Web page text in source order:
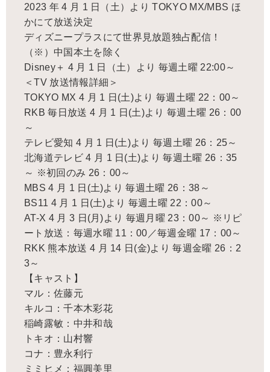
2023 年 4 月 1 日（土）より TOKYO MX/MBS ほ
かにて放送決定
ディズニープラスにて世界見放題独占配信！
（※）中国本土を除く
Disney＋ 4 月 1 日（土）より 毎週土曜 22:00～
＜TV 放送情報詳細＞
TOKYO MX 4 月 1 日(土)より 毎週土曜 22：00～
RKB 毎日放送 4 月 1 日(土)より 毎週土曜 26：00
～
テレビ愛知 4 月 1 日(土)より 毎週土曜 26：25～
北海道テレビ 4 月 1 日(土)より 毎週土曜 26：35
～ ※初回のみ 26：00～
MBS 4 月 1 日(土)より 毎週土曜 26：38～
BS11 4 月 1 日(土)より 毎週土曜 22：00～
AT-X 4 月 3 日(月)より 毎週月曜 23：00～ ※リピ
ート放送：毎週水曜 11：00／毎週金曜 17：00～
RKK 熊本放送 4 月 14 日(金)より 毎週金曜 26：2
3～
【キャスト】
マル：佐藤元
キルコ：千本木彩花
稲崎露敏：中井和哉
トキオ：山村響
コナ：豊永利行
ミミヒメ：福圓美里